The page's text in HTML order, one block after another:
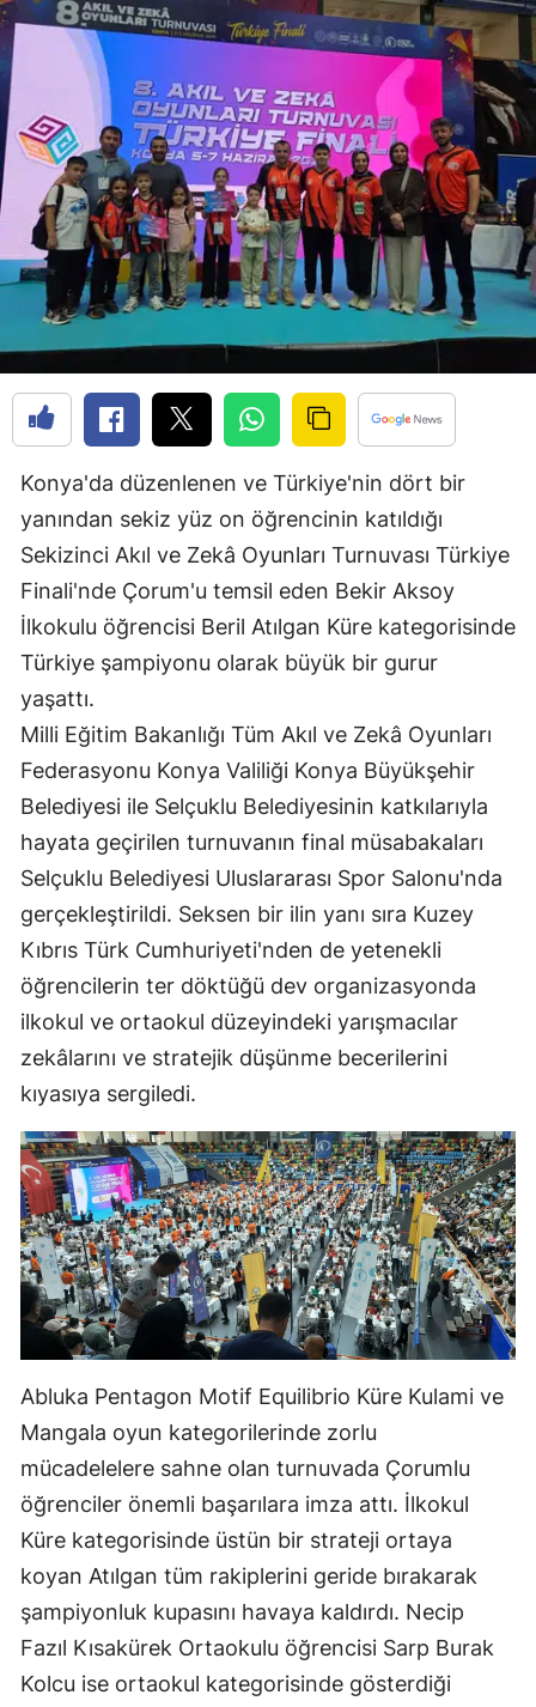
Denizli
Diyarbakır
Edirne
Elazığ
Erzincan
Erzurum
Eskişehir
Gaziantep
Giresun
Gümüşhane
Hakkari
Hatay
Isparta
Mersin
İzmir
Kars
Kastamonu
Kayseri
Kırklareli
Kocaeli
Kütahya
Malatya
Manisa
Kahramanmaraş
Mardin
Muğla
Nevşehir
Niğde
Ordu
Rize
Sakarya
Konya'da düzenlenen ve Türkiye'nin dört bir
yanından sekiz yüz on öğrencinin katıldığı
Sekizinci Akıl ve Zekâ Oyunları Turnuvası Türkiye
Finali'nde Çorum'u temsil eden Bekir Aksoy
İlkokulu öğrencisi Beril Atılgan Küre kategorisinde
Türkiye şampiyonu olarak büyük bir gurur
yaşattı.
Milli Eğitim Bakanlığı Tüm Akıl ve Zekâ Oyunları
Federasyonu Konya Valiliği Konya Büyükşehir
Belediyesi ile Selçuklu Belediyesinin katkılarıyla
hayata geçirilen turnuvanın final müsabakaları
Selçuklu Belediyesi Uluslararası Spor Salonu'nda
gerçekleştirildi. Seksen bir ilin yanı sıra Kuzey
Kıbrıs Türk Cumhuriyeti'nden de yetenekli
öğrencilerin ter döktüğü dev organizasyonda
ilkokul ve ortaokul düzeyindeki yarışmacılar
zekâlarını ve stratejik düşünme becerilerini
kıyasıya sergiledi.
Abluka Pentagon Motif Equilibrio Küre Kulami ve
Mangala oyun kategorilerinde zorlu
mücadelelere sahne olan turnuvada Çorumlu
öğrenciler önemli başarılara imza attı. İlkokul
Küre kategorisinde üstün bir strateji ortaya
koyan Atılgan tüm rakiplerini geride bırakarak
şampiyonluk kupasını havaya kaldırdı. Necip
Fazıl Kısakürek Ortaokulu öğrencisi Sarp Burak
Kolcu ise ortaokul kategorisinde gösterdiği